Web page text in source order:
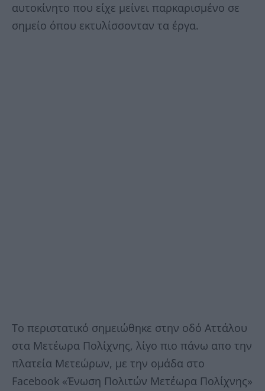
αυτοκίνητο που είχε μείνει παρκαρισμένο σε
σημείο όπου εκτυλίσσονταν τα έργα.
Το περιστατικό σημειώθηκε στην οδό Αττάλου
στα Μετέωρα Πολίχνης, λίγο πιο πάνω απο την
πλατεία Μετεώρων, με την ομάδα στο
Facebook «Ένωση Πολιτών Μετέωρα Πολίχνης»